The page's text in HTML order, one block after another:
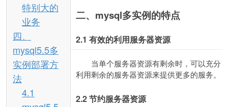
特别大的
业务
四、
mysql5.5多
实例部署方
法
4.1
二、mysql多实例的特点
2.1有效的利用服务器资源
当单个服务器资源有剩余时，可以充分
利用剩余的服务器资源来提供更多的服务。
2.2节约服务器资源